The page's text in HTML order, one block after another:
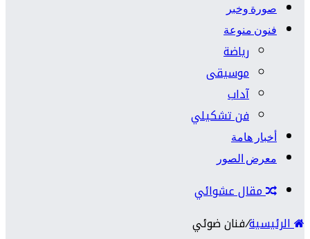
صورة وخبر
فنون منوعة
رياضة
موسيقى
آداب
فن تشكيلي
أخبار هامة
معرض الصور
مقال عشوائي
الرئيسية/فنان ضوئي